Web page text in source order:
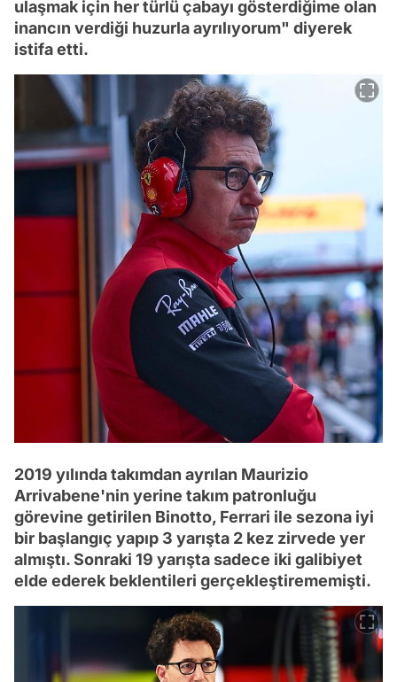
ulaşmak için her türlü çabayı gösterdiğime olan
inancın verdiği huzurla ayrılıyorum" diyerek
istifa etti.
2019 yılında takımdan ayrılan Maurizio
Arrivabene'nin yerine takım patronluğu
görevine getirilen Binotto, Ferrari ile sezona iyi
bir başlangıç yapıp 3 yarışta 2 kez zirvede yer
almıştı. Sonraki 19 yarışta sadece iki galibiyet
elde ederek beklentileri gerçekleştirememişti.